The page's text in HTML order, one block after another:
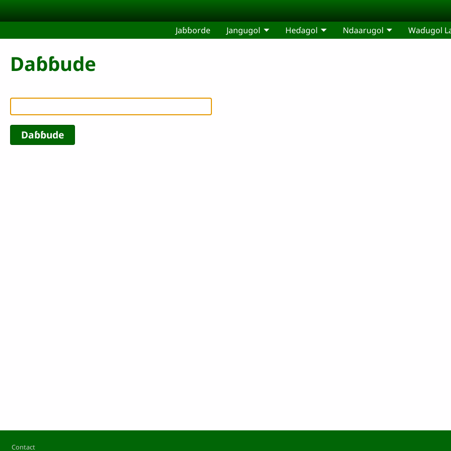
Jaɓɓorde Jangugol Heɗagol Ndaarugol Waɗugol
Daɓɓude
Pied de page
Contact